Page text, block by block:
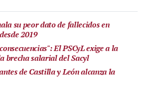
su peor dato de fallecidos en
2019
El PSCyL exige a la
brecha salarial del Sacyl
de Castilla y León alcanza la